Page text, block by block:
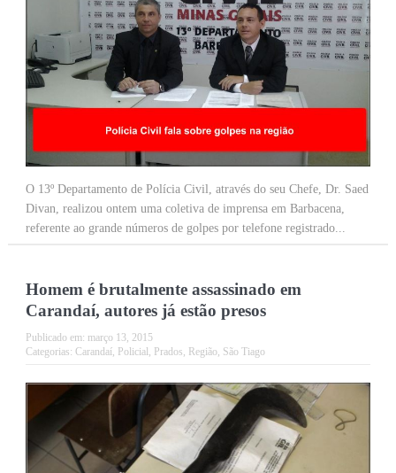
O 13º Departamento de Polícia Civil, através do seu Chefe, Dr. Saed
Divan, realizou ontem uma coletiva de imprensa em Barbacena,
referente ao grande números de golpes por telefone registrado...
Homem é brutalmente assassinado em
Carandaí, autores já estão presos
Publicado em: março 13, 2015
Categorias: Carandaí, Policial , Prados, Região, São Tiago